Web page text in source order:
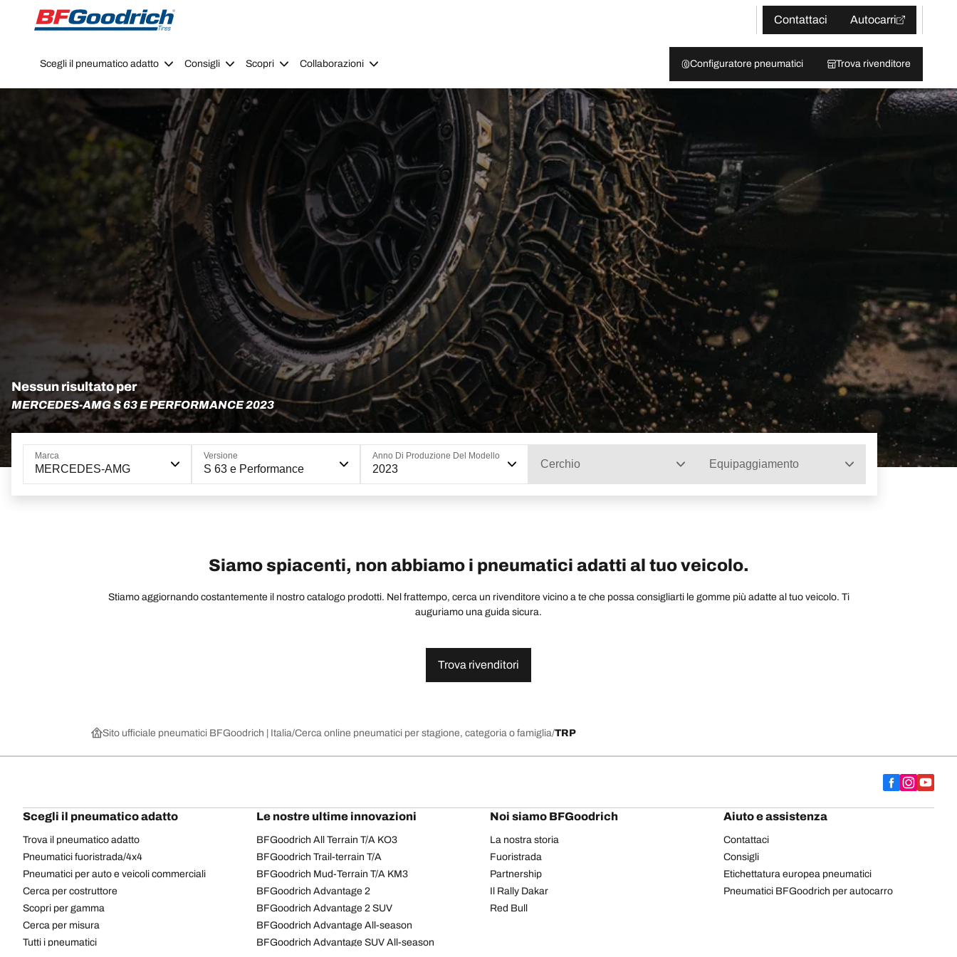
Go to page content
Go to page navigation
Contattaci
Autocarri
Scegli il pneumatico adatto Consigli Scopri Collaborazioni Configuratore pneumatici Trova rivenditore
Nessun risultato per
MERCEDES-AMG S 63 E PERFORMANCE 2023
Marca
MERCEDES-AMG
Versione
S 63 e Performance
Anno Di Produzione Del Modello
2023 Cerchio Equipaggiamento
Siamo spiacenti, non abbiamo i pneumatici adatti al tuo veicolo.
Stiamo aggiornando costantemente il nostro catalogo prodotti. Nel frattempo, cerca un rivenditore vicino a te che possa consigliarti le gomme più adatte al tuo veicolo. Ti
auguriamo una guida sicura.
Trova rivenditori
Sito ufficiale pneumatici BFGoodrich | Italia Cerca online pneumatici per stagione, categoria o famiglia TRP
Scegli il pneumatico adatto
Trova il pneumatico adatto
Pneumatici fuoristrada/4x4
Pneumatici per auto e veicoli commerciali
Cerca per costruttore
Scopri per gamma
Cerca per misura
Tutti i pneumatici
Le nostre ultime innovazioni
BFGoodrich All Terrain T/A KO3
BFGoodrich Trail-terrain T/A
BFGoodrich Mud-Terrain T/A KM3
BFGoodrich Advantage 2
BFGoodrich Advantage 2 SUV
BFGoodrich Advantage All-season
BFGoodrich Advantage SUV All-season
Noi siamo BFGoodrich
La nostra storia
Fuoristrada
Partnership
Il Rally Dakar
Red Bull
Aiuto e assistenza
Contattaci
Consigli
Etichettatura europea pneumatici
Pneumatici BFGoodrich per autocarro